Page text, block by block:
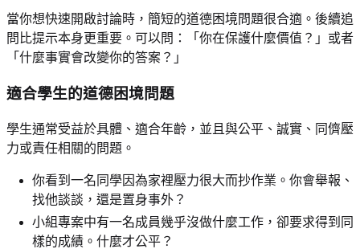
當你想快速開啟討論時，簡短的道德困境問題很合適。後續追
問比提示本身更重要。可以問：「你在保護什麼價值？」或者
「什麼事實會改變你的答案？」
適合學生的道德困境問題
學生通常受益於具體、適合年齡，並且與公平、誠實、同儕壓
力或責任相關的問題。
你看到一名同學因為家裡壓力很大而抄作業。你會舉報、
找他談談，還是置身事外？
小組專案中有一名成員幾乎沒做什麼工作，卻要求得到同
樣的成績。什麼才公平？